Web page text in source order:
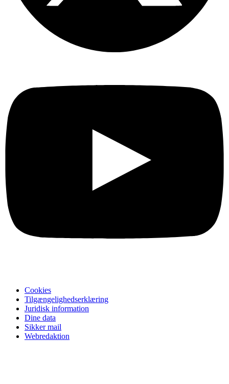
Cookies
Tilgængelighedserklæring
Juridisk information
Dine data
Sikker mail
Webredaktion